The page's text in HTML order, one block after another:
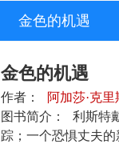
金色的机遇
金色的机遇
作者：
阿加莎·克里
图书简介：
利斯特
踪；一个恐惧丈夫